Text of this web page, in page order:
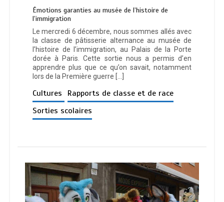
Émotions garanties au musée de l’histoire de
l’immigration
Le mercredi 6 décembre, nous sommes allés avec
la classe de pâtisserie alternance au musée de
l’histoire de l’immigration, au Palais de la Porte
dorée à Paris. Cette sortie nous a permis d’en
apprendre plus que ce qu’on savait, notamment
lors de la Première guerre […]
Cultures
Rapports de classe et de race
Sorties scolaires